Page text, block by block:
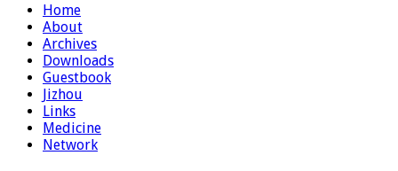
Home
About
Archives
Downloads
Guestbook
Jizhou
Links
Medicine
Network